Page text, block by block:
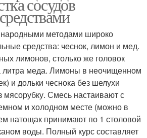
сосудов
народными методами широко
средства: чеснок, лимон и мед.
лимонов, столько же головок
литра меда. Лимоны в неочищенном
и дольки чеснока без шелухи
мясорубку. Смесь настаивают с
и холодном месте (можно в
натощак принимают по 1 столовой
воды. Полный курс составляет